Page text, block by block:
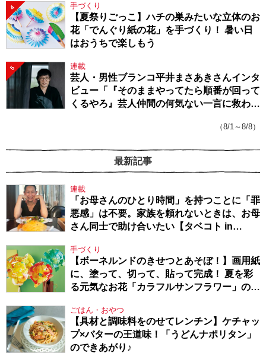
4 手づくり
【夏祭りごっこ】ハチの巣みたいな立体のお
花「でんぐり紙の花」を手づくり！ 暑い日
はおうちで楽しもう
5 連載
芸人・男性ブランコ平井まさあきさんインタ
ビュー「『そのままやってたら順番が回って
くるやろ』芸人仲間の何気ない一言に救われ
（8/1～8/8）
最新記事
連載
「お母さんのひとり時間」を持つことに「罪
悪感」は不要。家族を頼れないときは、お母
さん同士で助け合いたい【タベコト in
手づくり
【ボーネルンドのきせつとあそぼ！】画用紙
に、塗って、切って、貼って完成！ 夏を彩
る元気なお花「カラフルサンフラワー」の作
ごはん・おやつ
【具材と調味料をのせてレンチン】ケチャッ
プ×バターの王道味！「うどんナポリタン」
のできあがり♪